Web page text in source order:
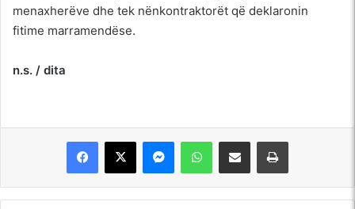
menaxherëve dhe tek nënkontraktorët që deklaronin
fitime marramendëse.
n.s. / dita